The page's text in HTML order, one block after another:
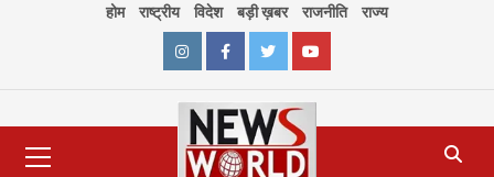
होम राष्ट्रीय विदेश बड़ी ख़बर राजनीति राज्य
InstagramFacebookTwitterYoutube
Menu